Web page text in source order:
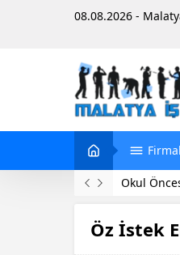
08.08.2026 -
Evinde
Öz İstek